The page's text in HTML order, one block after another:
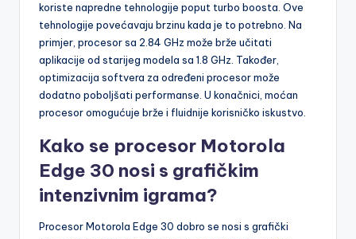
potrebno za učitavanje aplikacija. Učinkovitiji procesori
koriste napredne tehnologije poput turbo boosta. Ove
tehnologije povećavaju brzinu kada je to potrebno. Na
primjer, procesor sa 2.84 GHz može brže učitati
aplikacije od starijeg modela sa 1.8 GHz. Također,
optimizacija softvera za određeni procesor može
dodatno poboljšati performanse. U konačnici, moćan
Kako se procesor Motorola
Edge 30 nosi s grafičkim